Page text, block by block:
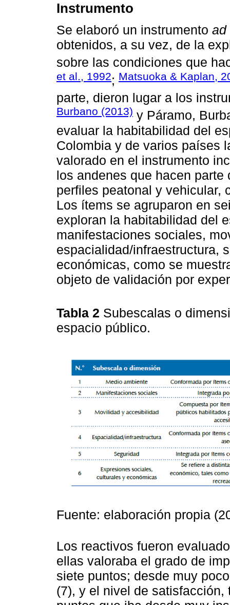
Instrumento
Se elaboró un instrumento ad
obtenidos, a su vez, de la
sobre las condiciones que
et al., 1992; Matsuoka & Kaplan,
parte, dieron lugar a los
Burbano (2013) y Páramo,
evaluar la habitabilidad del
Colombia y de varios países
valorado en el instrumento
los andenes que hacen
perfiles peatonal y vehicular,
Los ítems se agruparon en
exploran la habitabilidad del
manifestaciones sociales,
espacialidad/infraestructura,
económicas, como se
objeto de validación por
Tabla 2 Subescalas o
espacio público.
Fuente: elaboración propia
Los reactivos fueron
ellas valoraba el grado de
siete puntos; desde muy
(7), y el nivel de